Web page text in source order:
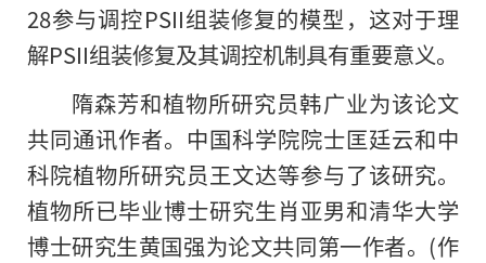
28参与调控PSII组装修复的模型，这对于理
解PSII组装修复及其调控机制具有重要意义。
隋森芳和植物所研究员韩广业为该论文
共同通讯作者。中国科学院院士匡廷云和中
科院植物所研究员王文达等参与了该研究。
植物所已毕业博士研究生肖亚男和清华大学
博士研究生黄国强为论文共同第一作者。(作